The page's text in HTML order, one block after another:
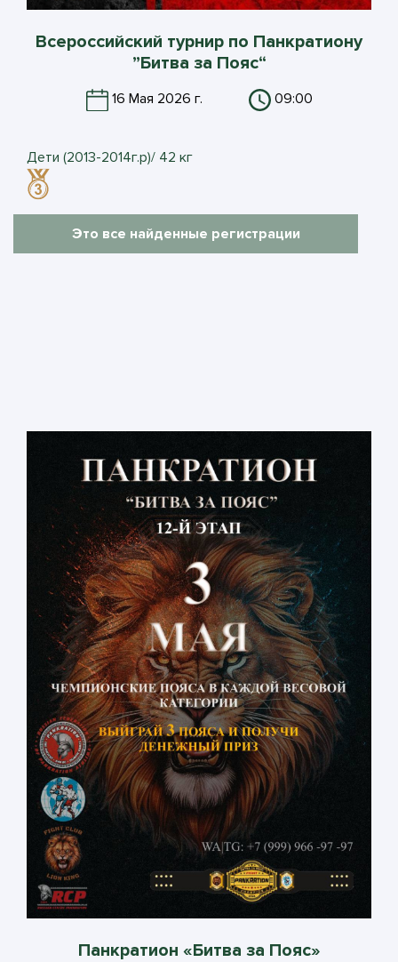
Всероссийский турнир по Панкратиону
”Битва за Пояс“
16 Мая 2026 г. 09:00
Дети (2013-2014г.р)/ 42 кг
Это все найденные регистрации
Панкратион «Битва за Пояс»